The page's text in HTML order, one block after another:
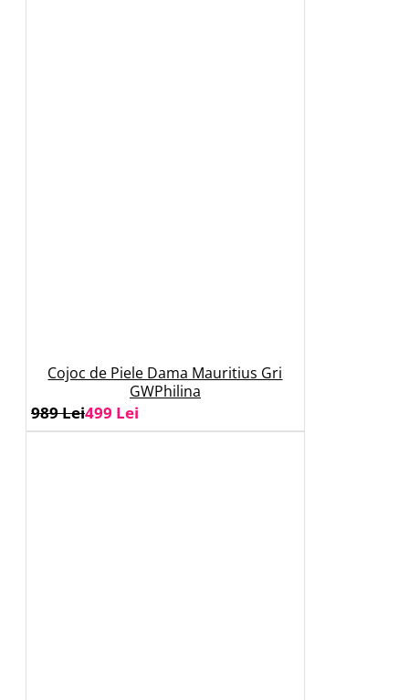
Cojoc de Piele Dama Mauritius Gri
GWPhilina
499 Lei
989 Lei